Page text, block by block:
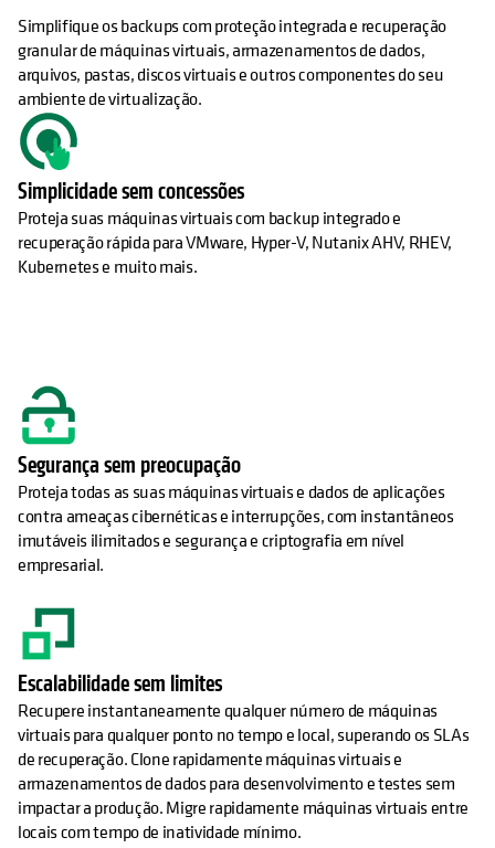
Simplifique os backups com proteção integrada e recuperação
granular de máquinas virtuais, armazenamentos de dados,
arquivos, pastas, discos virtuais e outros componentes do seu
ambiente de virtualização.
Simplicidade sem concessões
Proteja suas máquinas virtuais com backup integrado e
recuperação rápida para VMware, Hyper-V, Nutanix AHV, RHEV,
Kubernetes e muito mais.
Segurança sem preocupação
Proteja todas as suas máquinas virtuais e dados de aplicações
contra ameaças cibernéticas e interrupções, com instantâneos
imutáveis ilimitados e segurança e criptografia em nível
empresarial.
Escalabilidade sem limites
Recupere instantaneamente qualquer número de máquinas
virtuais para qualquer ponto no tempo e local, superando os SLAs
de recuperação. Clone rapidamente máquinas virtuais e
armazenamentos de dados para desenvolvimento e testes sem
impactar a produção. Migre rapidamente máquinas virtuais entre
locais com tempo de inatividade mínimo.